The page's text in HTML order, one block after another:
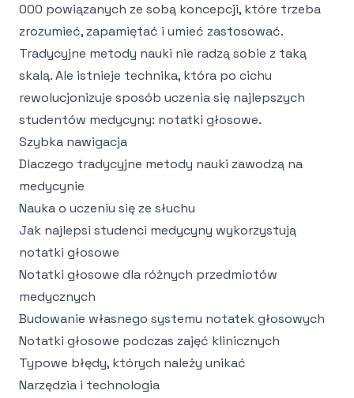
000 powiązanych ze sobą koncepcji, które trzeba
zrozumieć, zapamiętać i umieć zastosować.
Tradycyjne metody nauki nie radzą sobie z taką
skalą. Ale istnieje technika, która po cichu
rewolucjonizuje sposób uczenia się najlepszych
studentów medycyny: notatki głosowe.
Szybka nawigacja
Dlaczego tradycyjne metody nauki zawodzą na
medycynie
Nauka o uczeniu się ze słuchu
Jak najlepsi studenci medycyny wykorzystują
notatki głosowe
Notatki głosowe dla różnych przedmiotów
medycznych
Budowanie własnego systemu notatek głosowych
Notatki głosowe podczas zajęć klinicznych
Typowe błędy, których należy unikać
Narzędzia i technologia